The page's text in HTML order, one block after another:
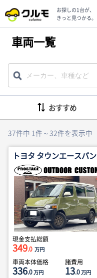
お探しの1台が、
きっと見つかる。
車両一覧
37件中 1件～32件を表示中
おすすめ
トヨタ タウンエースバン
現金支払総額
349.0 万円
車両本体価格
336.0万円
諸費用
13.0万円